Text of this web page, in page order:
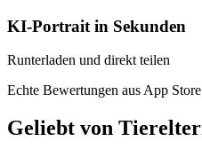
KI-Portrait in Sekunden
Runterladen und direkt teilen
Echte Bewertungen aus App
Geliebt von